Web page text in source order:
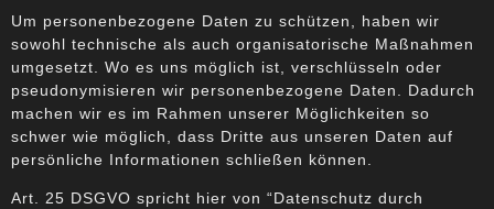
Um personenbezogene Daten zu schützen, haben wir
sowohl technische als auch organisatorische Maßnahmen
umgesetzt. Wo es uns möglich ist, verschlüsseln oder
pseudonymisieren wir personenbezogene Daten. Dadurch
machen wir es im Rahmen unserer Möglichkeiten so
schwer wie möglich, dass Dritte aus unseren Daten auf
persönliche Informationen schließen können.
Art. 25 DSGVO spricht hier von “Datenschutz durch